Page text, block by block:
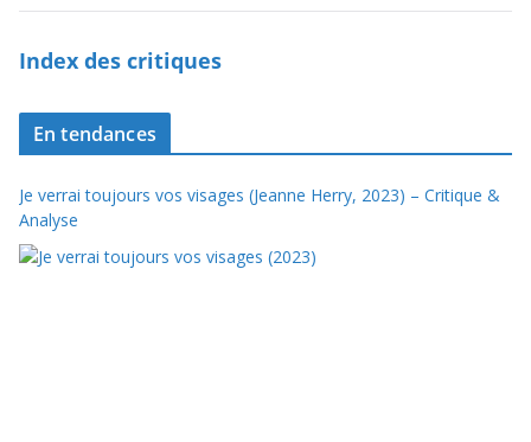
Index des critiques
En tendances
Je verrai toujours vos visages (Jeanne Herry, 2023) – Critique &
Analyse